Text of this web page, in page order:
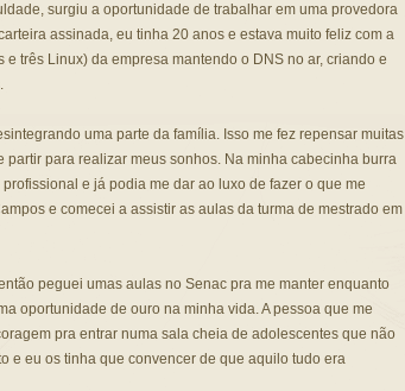
surgiu a oportunidade de trabalhar em uma provedora
assinada, eu tinha 20 anos e estava muito feliz com a
três Linux) da empresa mantendo o DNS no ar, criando e
uma parte da família. Isso me fez repensar muitas
para realizar meus sonhos. Na minha cabecinha burra
e já podia me dar ao luxo de fazer o que me
e comecei a assistir as aulas da turma de mestrado em
peguei umas aulas no Senac pra me manter enquanto
oportunidade de ouro na minha vida. A pessoa que me
pra entrar numa sala cheia de adolescentes que não
e eu os tinha que convencer de que aquilo tudo era